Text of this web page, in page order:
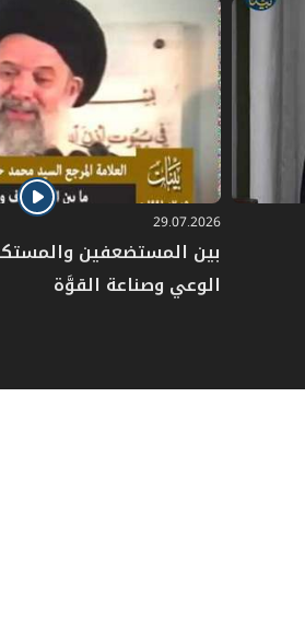
29.07.2026
بين المستضعفين
الوعي وصناعة القوَّة